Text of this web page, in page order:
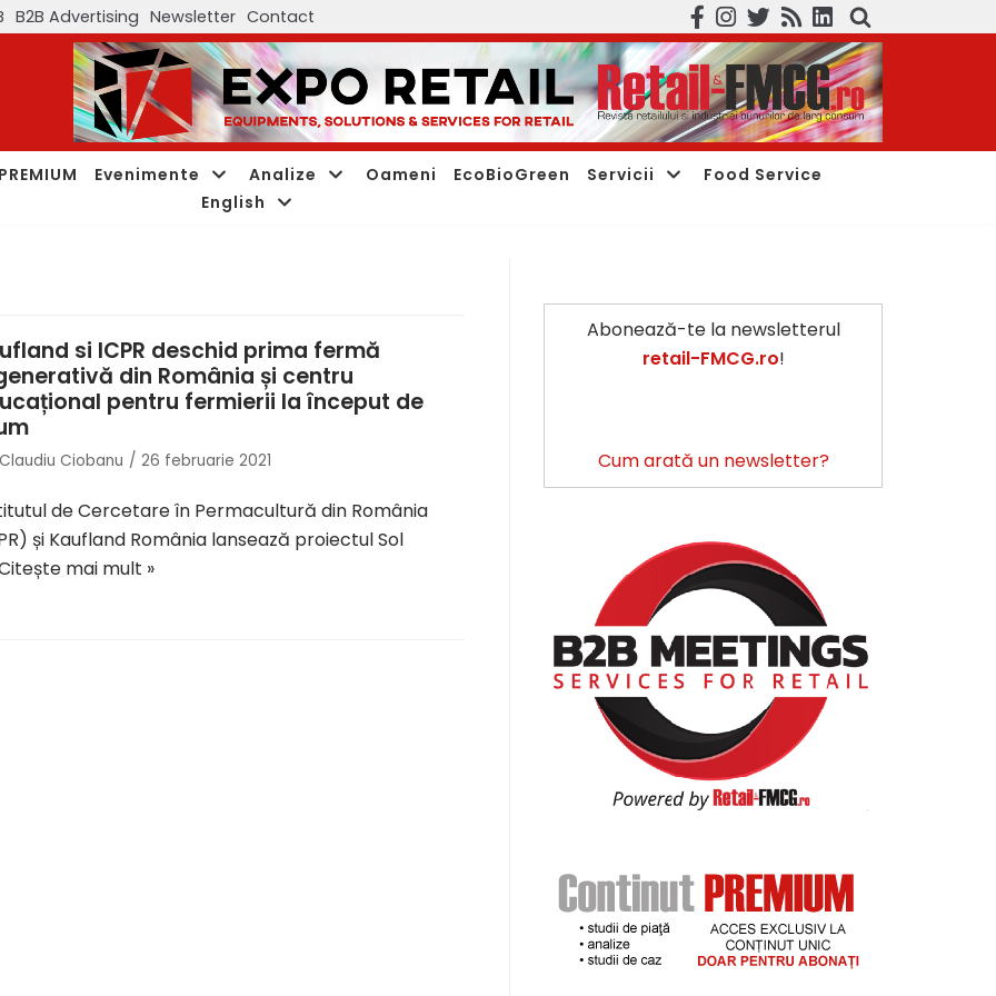
B2B Advertising Newsletter Contact
PREMIUM Evenimente Analize Oameni EcoBioGreen Servicii
Food Service
English
si ICPR deschid prima fermă
din România și centru
pentru fermierii la început de
Claudiu Ciobanu 26 februarie 2021
de Cercetare în Permacultură din România
și Kaufland România lansează proiectul Sol
mai mult »
Abonează-te la newsletterul
retail-FMCG.ro!
Cum arată un newsletter?